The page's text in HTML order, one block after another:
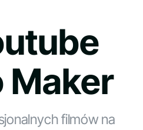
Maker
filmów na